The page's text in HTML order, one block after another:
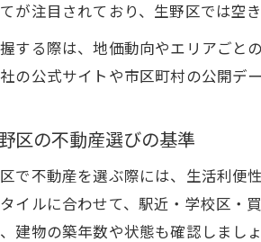
が注目されており、生野区では空
する際は、地価動向やエリアごと
の公式サイトや市区町村の公開デ
区の不動産選びの基準
で不動産を選ぶ際には、生活利便
イルに合わせて、駅近・学校区・
建物の築年数や状態も確認しましょ